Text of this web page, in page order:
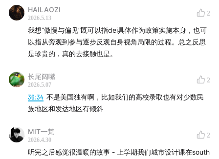
HAILAOZI
2026.5.13
2
我想“傲慢与偏见”既可以指dei具体作为政策实施本身，也可
以指从旁观到参与逐步反观自身视角局限的过程。总之反思
是珍贵的，真的去接触也是。
长尾阔嘴
2026.5.07
2
36:34 不是美国独有啊，比如我们的高校录取也有对少数民
族地区和发达地区有倾斜
MIT一梵
2026.4.30
2
听完之后感觉很温暖的故事 - 上学期我们城市设计课在south